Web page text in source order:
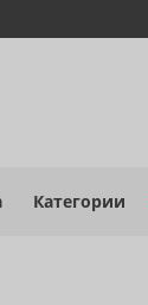
Категории